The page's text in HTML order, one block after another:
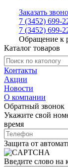
Заказать
7 (3452) 699-
7 (3452) 699-
Обращение к
Каталог товаров
Контакты
Акции
Новости
О компании
Обратный звонок
Укажите свой
время
Защита от
Введите слово на